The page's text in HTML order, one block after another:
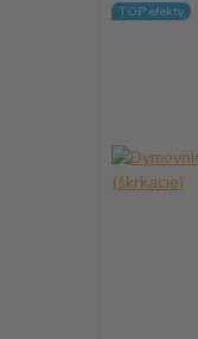
TOP efekty